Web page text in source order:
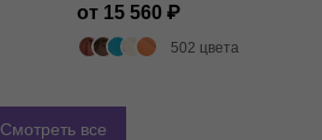
от 15 560
502 цвета
Смотреть все